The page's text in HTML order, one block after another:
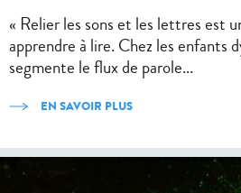
« Relier les sons et les lettres est
apprendre à lire. Chez les enfants
segmente le flux de parole...
EN SAVOIR PLUS